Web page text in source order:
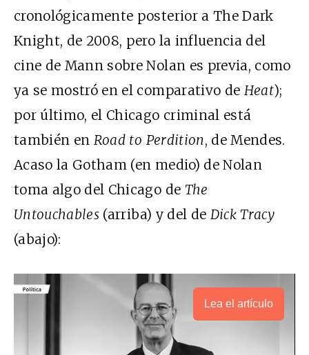
cronológicamente posterior a The Dark
Knight, de 2008, pero la influencia del
cine de Mann sobre Nolan es previa, como
ya se mostró en el comparativo de Heat);
por último, el Chicago criminal está
también en Road to Perdition, de Mendes.
Acaso la Gotham (en medio) de Nolan
toma algo del Chicago de The
Untouchables (arriba) y del de Dick Tracy
(abajo):
Lea el artículo